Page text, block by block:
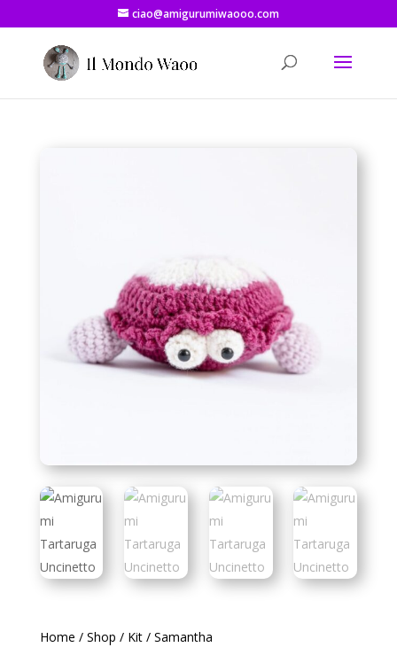
ciao@amigurumiwaooo.com
Home / Shop / Kit/ Samantha